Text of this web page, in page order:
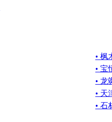
• 枫
• 宝
• 龙
• 天
• 石